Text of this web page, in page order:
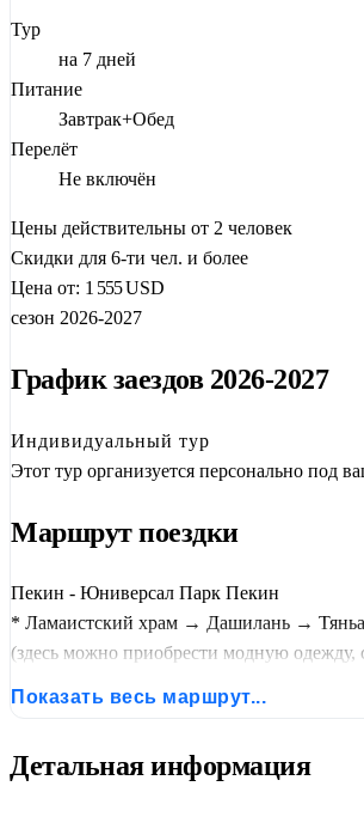
Тур
на 7 дней
Питание
Завтрак+Обед
Перелёт
Не включён
Цены действительны от 2 человек
Скидки для 6-ти чел. и более
Цена от: 1 555USD
сезон 2026-2027
График заездов 2026-2027
Индивидуальный тур
Этот тур организуется персонально под
Маршрут поездки
Пекин - Юниверсал Парк Пекин
* Ламаистский храм → Дашилань →
(здесь можно приобрести модную одежду,
Показать весь маршрут...
Детальная информация